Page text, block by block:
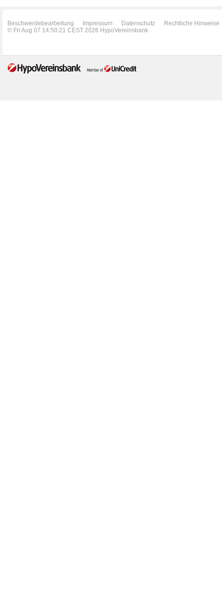
Beschwerdebearbeitung Impressum Datenschutz
Rechtliche Hinweise
© Fri Aug 07 14:50:21 CEST 2026 HypoVereinsbank